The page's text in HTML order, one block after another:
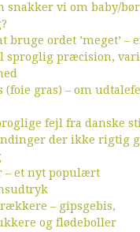
snakker vi om baby/
bruge ordet ’meget’ –
sproglig præcision,
(foie gras) – om
fejl fra danske
der ikke rigtig
– et nyt populært
– gipsgebis,
og flødeboller